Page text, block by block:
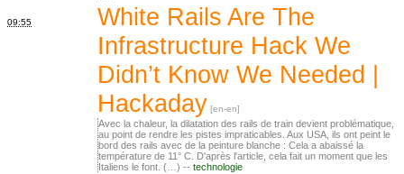
09:55
White Rails Are The
Infrastructure Hack We
Didn’t Know We Needed |
Hackaday
Avec la chaleur, la dilatation des rails de train devient problématique,
au point de rendre les pistes impraticables. Aux USA, ils ont peint le
bord des rails avec de la peinture blanche : Cela a abaissé la
température de 11° C. D'après l'article, cela fait un moment que les
Italiens le font. (…) -- technologie